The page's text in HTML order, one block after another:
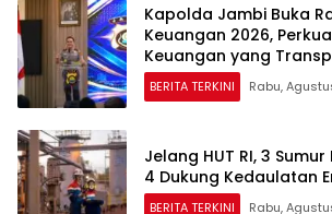
Kapolda Jambi Buka
Keuangan 2026,
Keuangan yang
Akuntabel
BERITA TERKINI Rabu,
Jelang HUT RI, 3
4 Dukung Kedaulatan
BERITA TERKINI Rabu,